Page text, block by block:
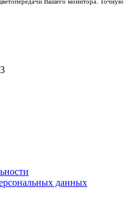
данных